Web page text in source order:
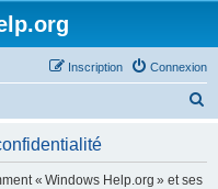
Connexion
Inscription
« Windows Help.org » et ses